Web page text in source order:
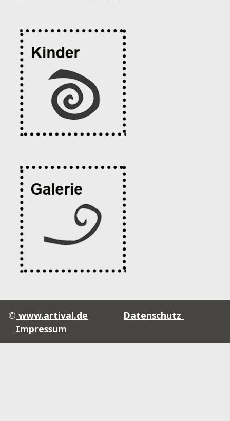
© www.artival.de
Datenschutz
Impressum